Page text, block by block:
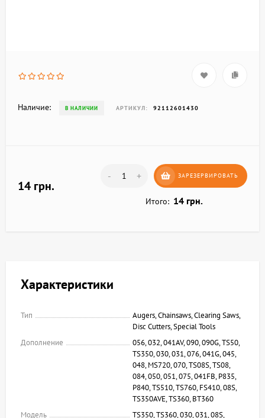
Наличие: В НАЛИЧИИ АРТИКУЛ: 92112601430
14 грн.
- + ЗАРЕЗЕРВИРОВАТЬ
Итого: 14 грн.
Характеристики
Тип
Augers, Chainsaws, Clearing Saws,
Disc Cutters, Special Tools
Дополнение
056, 032, 041AV, 090, 090G, TS50,
TS350, 030, 031, 076, 041G, 045,
048, MS720, 070, TS08S, TS08,
084, 050, 051, 075, 041FB, P835,
P840, TS510, TS760, FS410, 08S,
TS350AVE, TS360, BT360
Модель
TS350, TS360, 030, 031, 08S,